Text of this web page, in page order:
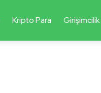
Kripto Para Girişimcilik